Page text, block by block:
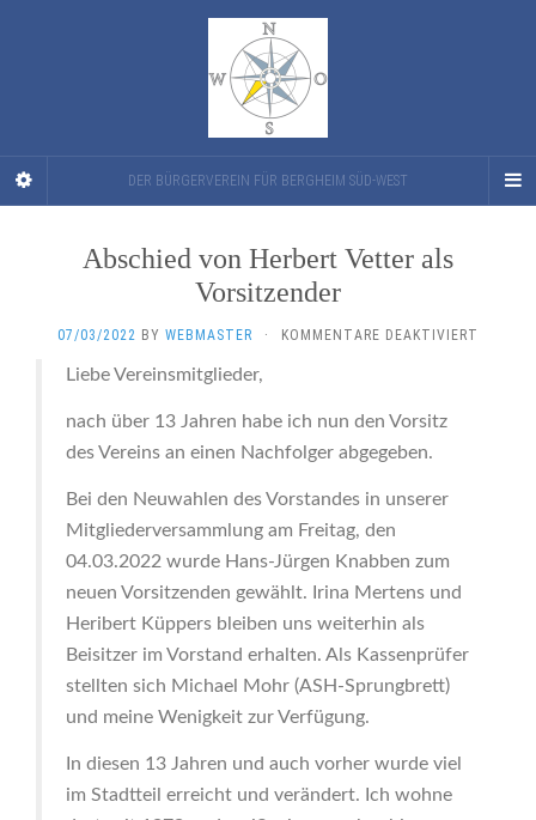
DER BÜRGERVEREIN FÜR BERGHEIM SÜD-WEST
Abschied von Herbert Vetter als
Vorsitzender
07/03/2022 BY WEBMASTER · KOMMENTARE DEAKTIVIERT
Liebe Vereinsmitglieder,
nach über 13 Jahren habe ich nun den Vorsitz
des Vereins an einen Nachfolger abgegeben.
Bei den Neuwahlen des Vorstandes in unserer
Mitgliederversammlung am Freitag, den
04.03.2022 wurde Hans-Jürgen Knabben zum
neuen Vorsitzenden gewählt. Irina Mertens und
Heribert Küppers bleiben uns weiterhin als
Beisitzer im Vorstand erhalten. Als Kassenprüfer
stellten sich Michael Mohr (ASH-Sprungbrett)
und meine Wenigkeit zur Verfügung.
In diesen 13 Jahren und auch vorher wurde viel
im Stadtteil erreicht und verändert. Ich wohne